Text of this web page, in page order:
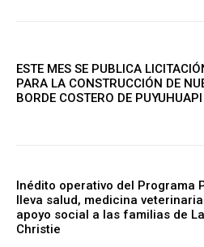
ESTE MES SE PUBLICA
PARA LA CONSTRUCCIÓN DE
BORDE COSTERO DE PUYUHUAPI
Inédito operativo del Programa
lleva salud, medicina
apoyo social a las familias de
Christie